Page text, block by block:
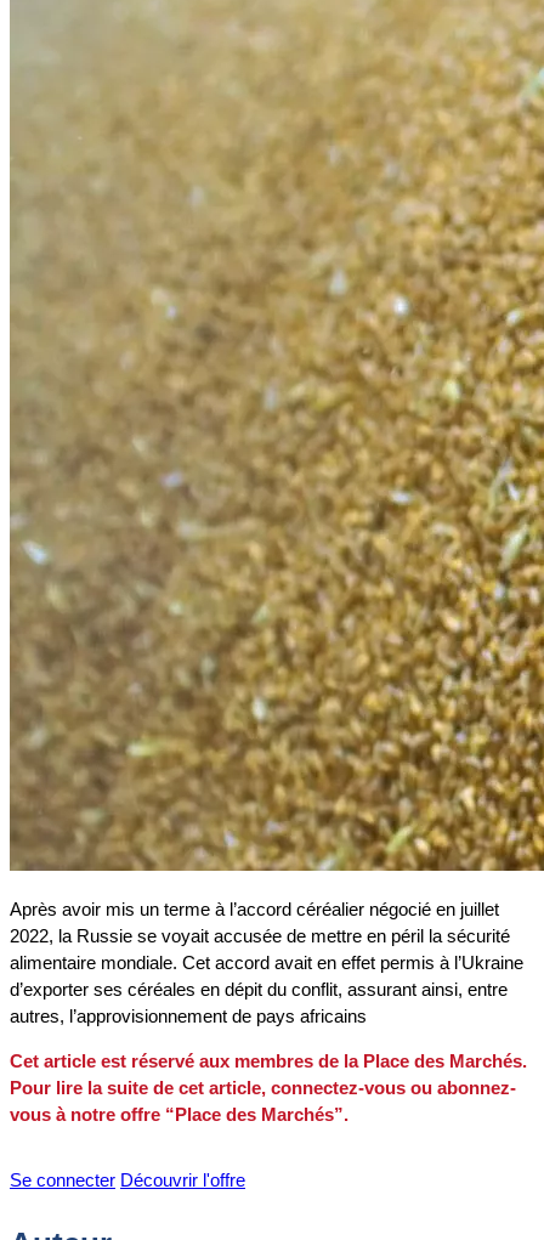
Après avoir mis un terme à l’accord céréalier négocié en juillet
2022, la Russie se voyait accusée de mettre en péril la sécurité
alimentaire mondiale. Cet accord avait en effet permis à l’Ukraine
d’exporter ses céréales en dépit du conflit, assurant ainsi, entre
autres, l’approvisionnement de pays africains
Cet article est réservé aux membres de la Place des Marchés.
Pour lire la suite de cet article, connectez-vous ou abonnez-
vous à notre offre “Place des Marchés”.
Se connecter Découvrir l'offre